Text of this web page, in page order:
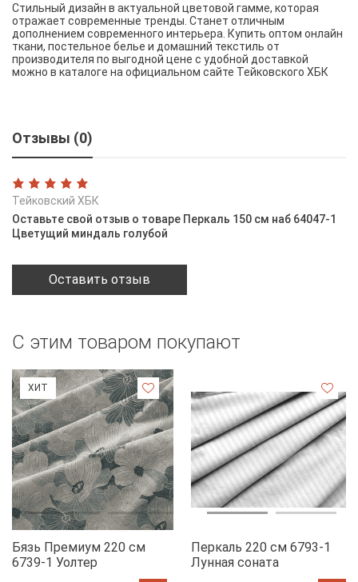
Стильный дизайн в актуальной цветовой гамме, которая
отражает современные тренды. Станет отличным
дополнением современного интерьера. Купить оптом онлайн
ткани, постельное белье и домашний текстиль от
производителя по выгодной цене с удобной доставкой
можно в каталоге на официальном сайте Тейковского ХБК
Отзывы (0)
Тейковский ХБК
Оставьте свой отзыв о товаре Перкаль 150 см наб 64047-1
Цветущий миндаль голубой
Оставить отзыв
С этим товаром покупают
ХИТ
Бязь Премиум 220 см
6739-1 Уолтер
Перкаль 220 см 6793-1
Лунная соната